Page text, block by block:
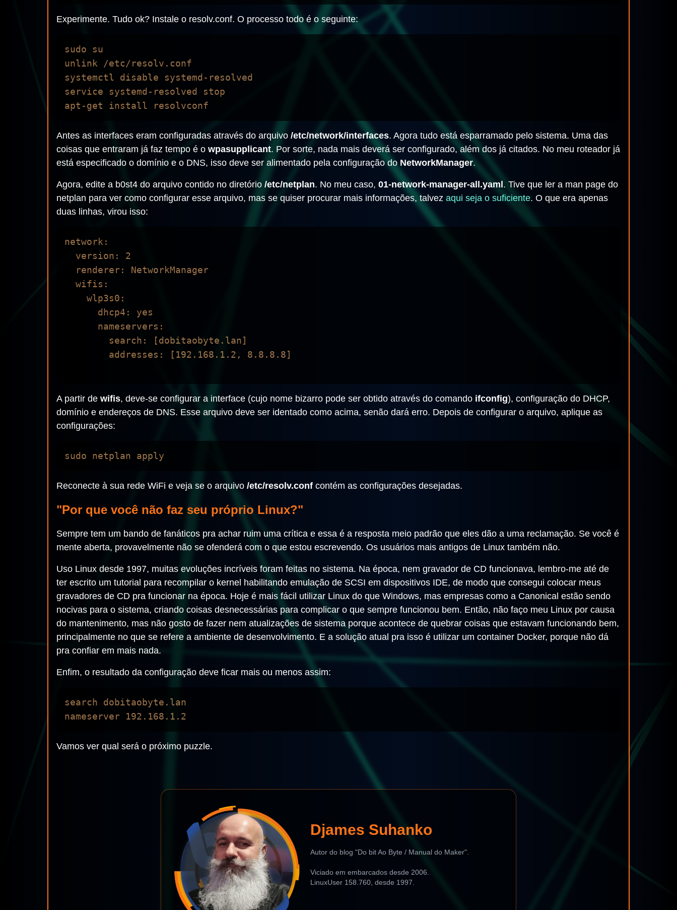
Experimente. Tudo ok? Instale o resolv.conf. O processo todo é o seguinte:
sudo su
unlink /etc/resolv.conf
systemctl disable systemd-resolved
service systemd-resolved stop
Antes as interfaces eram configuradas através do arquivo /etc/network/interfaces. Agora tudo está esparramado pelo sistema. Uma das
coisas que entraram já faz tempo é o wpasupplicant. Por sorte, nada mais deverá ser configurado, além dos já citados. No meu roteador já
está especificado o domínio e o DNS, isso deve ser alimentado pela configuração do NetworkManager.
Agora, edite a b0st4 do arquivo contido no diretório /etc/netplan. No meu caso, 01-network-manager-all.yaml . Tive que ler a man page do
netplan para ver como configurar esse arquivo, mas se quiser procurar mais informações, talvez aqui seja o suficiente. O que era apenas
duas linhas, virou isso:
network:
A partir de wifis, deve-se configurar a interface (cujo nome bizarro pode ser obtido através do comando ifconfig), configuração do DHCP,
domínio e endereços de DNS. Esse arquivo deve ser identado como acima, senão dará erro. Depois de configurar o arquivo, aplique as
configurações:
Reconecte à sua rede WiFi e veja se o arquivo /etc/resolv.conf contém as configurações desejadas.
"Por que você não faz seu próprio Linux?"
Sempre tem um bando de fanáticos pra achar ruim uma crítica e essa é a resposta meio padrão que eles dão a uma reclamação. Se você é
mente aberta, provavelmente não se ofenderá com o que estou escrevendo. Os usuários mais antigos de Linux também não.
Uso Linux desde 1997, muitas evoluções incríveis foram feitas no sistema. Na época, nem gravador de CD funcionava, lembro-me até de
ter escrito um tutorial para recompilar o kernel habilitando emulação de SCSI em dispositivos IDE, de modo que consegui colocar meus
gravadores de CD pra funcionar na época. Hoje é mais fácil utilizar Linux do que Windows, mas empresas como a Canonical estão sendo
nocivas para o sistema, criando coisas desnecessárias para complicar o que sempre funcionou bem. Então, não faço meu Linux por causa
do mantenimento, mas não gosto de fazer nem atualizações de sistema porque acontece de quebrar coisas que estavam funcionando bem,
principalmente no que se refere a ambiente de desenvolvimento. E a solução atual pra isso é utilizar um container Docker, porque não dá
pra confiar em mais nada.
Enfim, o resultado da configuração deve ficar mais ou menos assim:
search dobitaobyte.lan
Vamos ver qual será o próximo puzzle.
Djames Suhanko
Autor do blog "Do bit Ao Byte / Manual do Maker".
Viciado em embarcados desde 2006.
LinuxUser 158.760, desde 1997.